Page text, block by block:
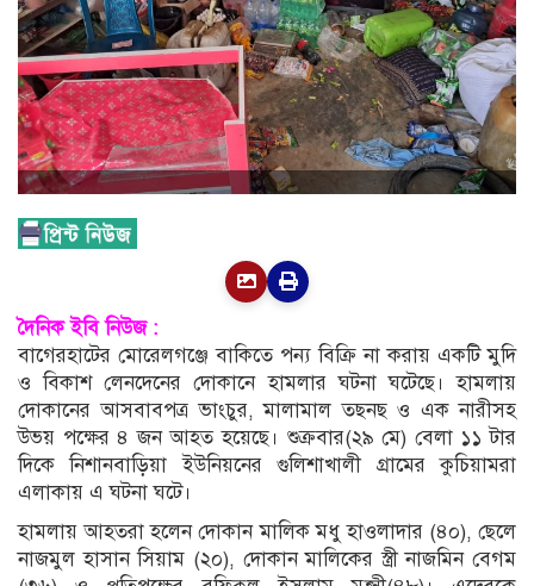
দৈনিক ইবি নিউজ :
বাগেরহাটের মোরেলগঞ্জে বাকিতে পন্য বিক্রি না করায় একটি মুদি
ও বিকাশ লেনদেনের দোকানে হামলার ঘটনা ঘটেছে। হামলায়
দোকানের আসবাবপত্র ভাংচুর, মালামাল তছনছ ও এক নারীসহ
উভয় পক্ষের ৪ জন আহত হয়েছে। শুক্রবার(২৯ মে) বেলা ১১ টার
দিকে নিশানবাড়িয়া ইউনিয়নের গুলিশাখালী গ্রামের কুচিয়ামরা
এলাকায় এ ঘটনা ঘটে।
হামলায় আহতরা হলেন দোকান মালিক মধু হাওলাদার (৪০), ছেলে
নাজমুল হাসান সিয়াম (২০), দোকান মালিকের স্ত্রী নাজমিন বেগম